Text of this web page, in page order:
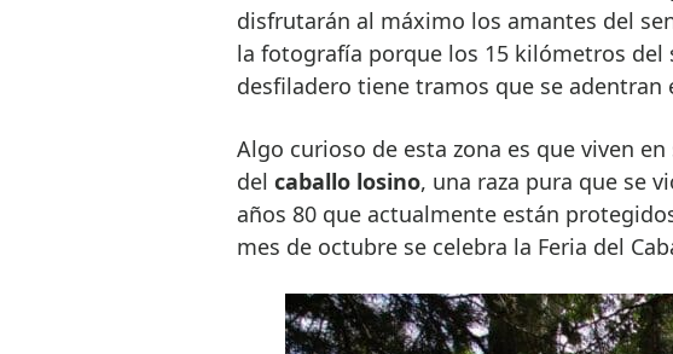
disfrutarán al máximo los amantes del
la fotografía porque los 15 kilómetros del
desfiladero tiene tramos que se adentran
Algo curioso de esta zona es que viven
del caballo losino, una raza pura que se
años 80 que actualmente están
mes de octubre se celebra la Feria del